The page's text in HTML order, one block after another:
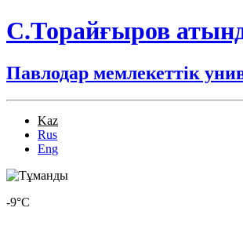
С.Торайғыров
Павлодар мемлекеттік
Kaz
Rus
Eng
-9°C